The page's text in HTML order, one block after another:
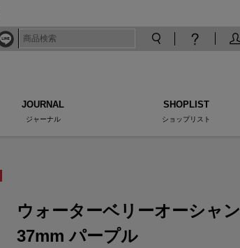
JOURNAL
ジャーナル
SHOPLIST
ショップリスト
ウォーターベリーオーシャン
37mm パープル